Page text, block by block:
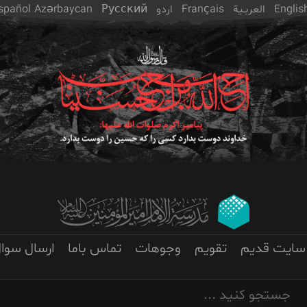
العربـیة Français اردو Русский
Azərbaycan
سایت قدیم تقویم وجوهات تماس باما ارسال